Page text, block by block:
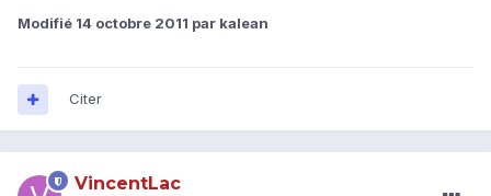
Modifié 14 octobre 2011 par kalean
Citer
VincentLac